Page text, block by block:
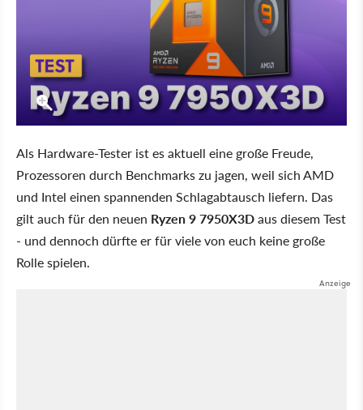
Als Hardware-Tester ist es aktuell eine große Freude,
Prozessoren durch Benchmarks zu jagen, weil sich AMD
und Intel einen spannenden Schlagabtausch liefern. Das
gilt auch für den neuen Ryzen 9 7950X3Daus diesem Test
- und dennoch dürfte er für viele von euch keine große
Rolle spielen.